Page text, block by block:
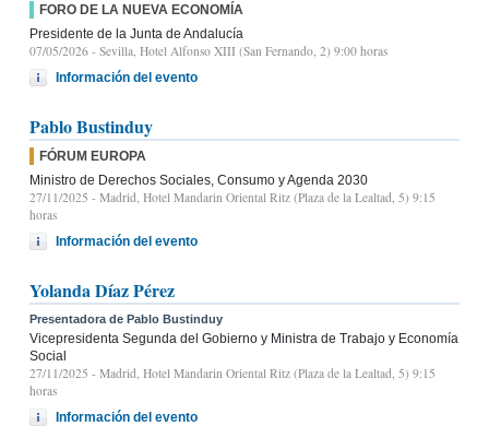
FORO DE LA NUEVA ECONOMÍA
Presidente de la Junta de Andalucía
07/05/2026 - Sevilla, Hotel Alfonso XIII (San Fernando, 2) 9:00 horas
Información del evento
Pablo Bustinduy
FÓRUM EUROPA
Ministro de Derechos Sociales, Consumo y Agenda 2030
27/11/2025 - Madrid, Hotel Mandarin Oriental Ritz (Plaza de la Lealtad, 5) 9:15
horas
Información del evento
Yolanda Díaz Pérez
Presentadora de Pablo Bustinduy
Vicepresidenta Segunda del Gobierno y Ministra de Trabajo y Economía
Social
27/11/2025 - Madrid, Hotel Mandarin Oriental Ritz (Plaza de la Lealtad, 5) 9:15
horas
Información del evento